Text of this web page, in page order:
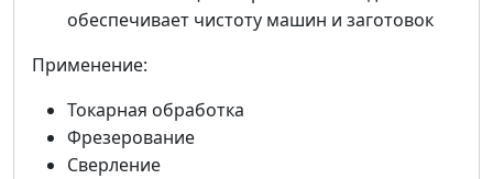
обеспечивает чистоту машин и заготовок
Применение:
Токарная обработка
Фрезерование
Сверление